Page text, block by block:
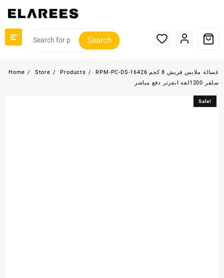
Search
Home Store Products
RPM-PC-DS-16426 غسالة ملابس فريش 8 كجم
سلفر 1200لفه انفرتر دفع مباشر
Sale!
Sale!